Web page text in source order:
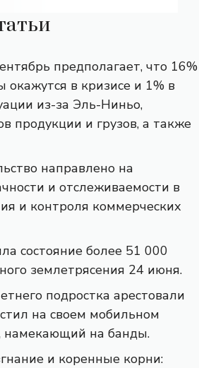
предполагает, что 16%
окажутся в кризисе и 1% в
из-за Эль-Ниньо,
продукции и грузов, а также
направлено на
и отслеживаемости в
и контроля коммерческих
состояние более 51 000
землетрясения 24 июня.
подростка арестовали
на своем мобильном
намекающий на банды.
и коренные корни: